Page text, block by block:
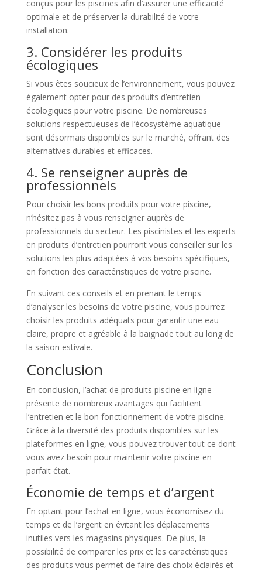
conçus pour les piscines afin d’assurer une efficacité
optimale et de préserver la durabilité de votre
installation.
3. Considérer les produits
écologiques
Si vous êtes soucieux de l’environnement, vous pouvez
également opter pour des produits d’entretien
écologiques pour votre piscine. De nombreuses
solutions respectueuses de l’écosystème aquatique
sont désormais disponibles sur le marché, offrant des
alternatives durables et efficaces.
4. Se renseigner auprès de
professionnels
Pour choisir les bons produits pour votre piscine,
n’hésitez pas à vous renseigner auprès de
professionnels du secteur. Les piscinistes et les experts
en produits d’entretien pourront vous conseiller sur les
solutions les plus adaptées à vos besoins spécifiques,
en fonction des caractéristiques de votre piscine.
En suivant ces conseils et en prenant le temps
d’analyser les besoins de votre piscine, vous pourrez
choisir les produits adéquats pour garantir une eau
claire, propre et agréable à la baignade tout au long de
la saison estivale.
Conclusion
En conclusion, l’achat de produits piscine en ligne
présente de nombreux avantages qui facilitent
l’entretien et le bon fonctionnement de votre piscine.
Grâce à la diversité des produits disponibles sur les
plateformes en ligne, vous pouvez trouver tout ce dont
vous avez besoin pour maintenir votre piscine en
parfait état.
Économie de temps et d’argent
En optant pour l’achat en ligne, vous économisez du
temps et de l’argent en évitant les déplacements
inutiles vers les magasins physiques. De plus, la
possibilité de comparer les prix et les caractéristiques
des produits vous permet de faire des choix éclairés et